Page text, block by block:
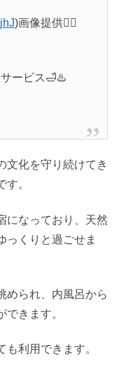
)画像提供🙇‍♂️
ービス🛁♨️
文化を守り続けてき
。
になっており、天然
っくりと過ごせま
められ、内風呂から
きます。
利用できます。